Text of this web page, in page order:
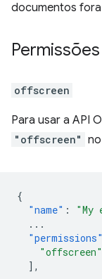
documentos
Permissões
offscreen
Para usar a API
"offscreen" no
{
"name" : "My
...
"permissions"
"offscreen"
],